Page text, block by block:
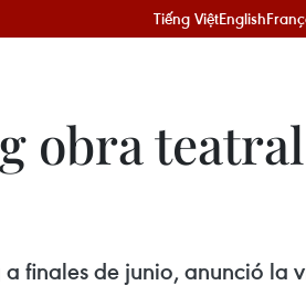
Tiếng ViệtEnglish
obra
finales de junio, anunció la